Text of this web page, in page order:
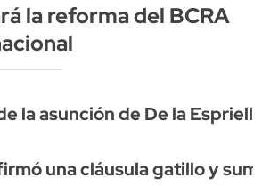
la reforma del BCRA
la asunción de De la
una cláusula gatillo y